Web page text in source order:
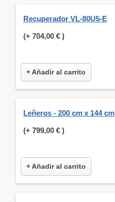
Recuperador VL-80U5-E
(+ 704,00 € )
+ Añadir al carrito
Leñeros - 200 cm x 144 cm
(+ 799,00 € )
+ Añadir al carrito